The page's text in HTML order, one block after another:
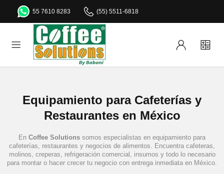
55 7610 8283 (55) 5511-6818
Equipamiento para Cafeterías y
Restaurantes en México
En Coffee Solutions somos especialistas en equipamiento para
cafeterías, restaurantes y negocios de alimentos. Encuentra cafeteras,
molinos, creperas, refrigeración comercial, insumos y todo lo necesario
para montar o hacer crecer tu negocio con entrega inmediata en México.